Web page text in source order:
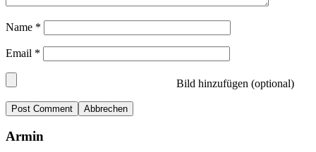
Name *
Email *
Bild hinzufügen (optional)
Abbrechen
Armin